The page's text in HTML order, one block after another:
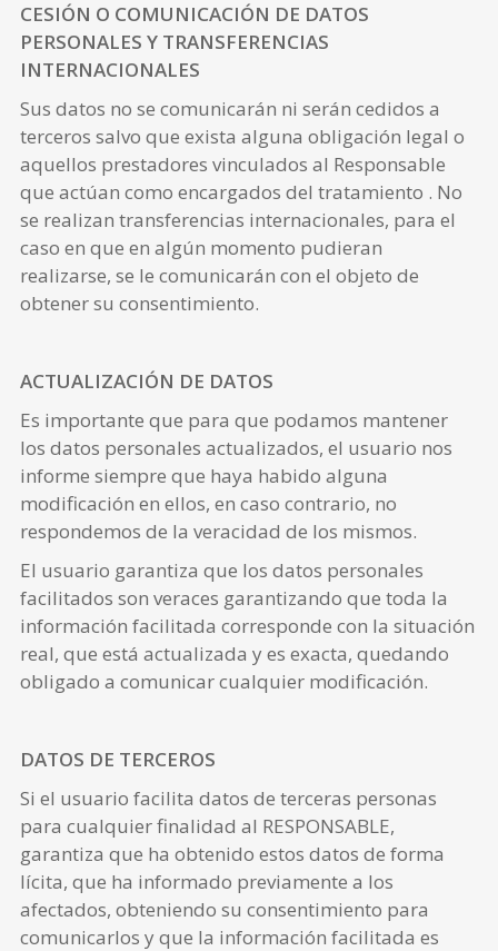
CESIÓN O COMUNICACIÓN DE DATOS
PERSONALES Y TRANSFERENCIAS
INTERNACIONALES
Sus datos no se comunicarán ni serán cedidos a
terceros salvo que exista alguna obligación legal o
aquellos prestadores vinculados al Responsable
que actúan como encargados del tratamiento . No
se realizan transferencias internacionales, para el
caso en que en algún momento pudieran
realizarse, se le comunicarán con el objeto de
obtener su consentimiento.
ACTUALIZACIÓN DE DATOS
Es importante que para que podamos mantener
los datos personales actualizados, el usuario nos
informe siempre que haya habido alguna
modificación en ellos, en caso contrario, no
respondemos de la veracidad de los mismos.
El usuario garantiza que los datos personales
facilitados son veraces garantizando que toda la
información facilitada corresponde con la situación
real, que está actualizada y es exacta, quedando
obligado a comunicar cualquier modificación.
DATOS DE TERCEROS
Si el usuario facilita datos de terceras personas
para cualquier finalidad al RESPONSABLE,
garantiza que ha obtenido estos datos de forma
lícita, que ha informado previamente a los
afectados, obteniendo su consentimiento para
comunicarlos y que la información facilitada es